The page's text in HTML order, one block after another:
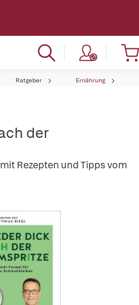
Ratgeber Ernährung
der
Rezepten und Tipps vom